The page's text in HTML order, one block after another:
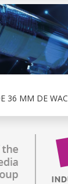
36 MM DE